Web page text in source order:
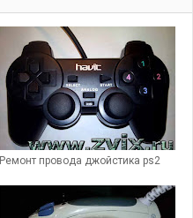
Ремонт провода джойстика ps2